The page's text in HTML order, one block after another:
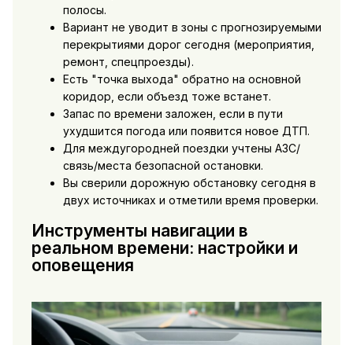
полосы.
Вариант не уводит в зоны с прогнозируемыми
перекрытиями дорог сегодня (мероприятия,
ремонт, спецпроезды).
Есть "точка выхода" обратно на основной
коридор, если объезд тоже встанет.
Запас по времени заложен, если в пути
ухудшится погода или появится новое ДТП.
Для междугородней поездки учтены АЗС/
связь/места безопасной остановки.
Вы сверили дорожную обстановку сегодня в
двух источниках и отметили время проверки.
Инструменты навигации в
реальном времени: настройки и
оповещения